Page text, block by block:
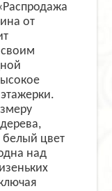
от
цвет
над